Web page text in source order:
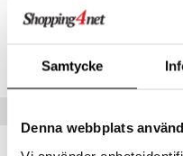
Samtycke
Denna webbplats
Tuotenumero
Huulten Hoito
Happy
Happy For Men
Miehille